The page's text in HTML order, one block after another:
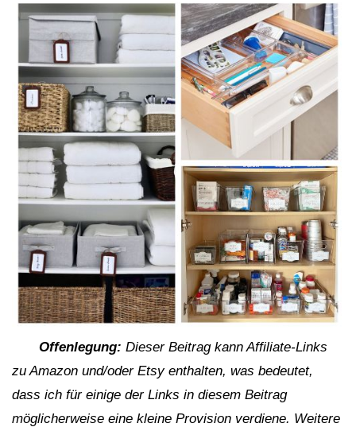
Offenlegung: Dieser Beitrag kann Affiliate-Links
zu Amazon und/oder Etsy enthalten, was bedeutet,
dass ich für einige der Links in diesem Beitrag
möglicherweise eine kleine Provision verdiene. Weitere